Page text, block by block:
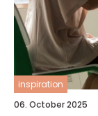
inspiration
06. October 2025